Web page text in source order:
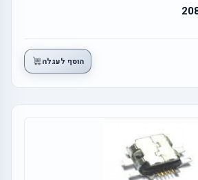
הוסף לעגלה